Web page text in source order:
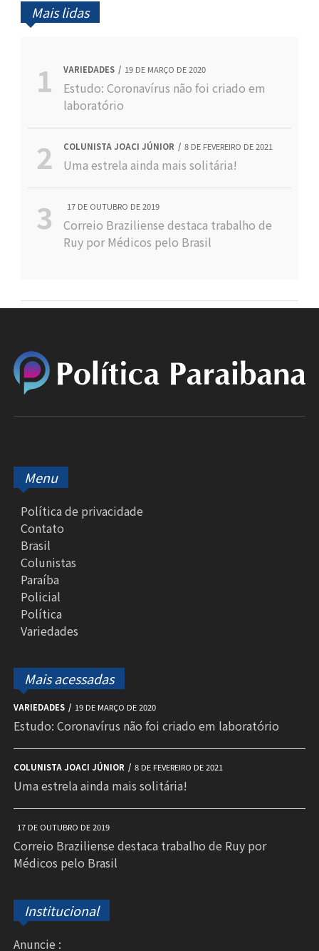
Mais lidas
VARIEDADES 19 DE MARÇO DE 2020
Estudo: Coronavírus não foi criado em
laboratório
COLUNISTA JOACI JÚNIOR 8 DE FEVEREIRO DE 2021
Uma estrela ainda mais solitária!
17 DE OUTUBRO DE 2019
Correio Braziliense destaca trabalho de
Ruy por Médicos pelo Brasil
Menu
Política de privacidade
Contato
Brasil
Colunistas
Paraíba
Policial
Política
Variedades
Mais acessadas
VARIEDADES 19 DE MARÇO DE 2020
Estudo: Coronavírus não foi criado em laboratório
COLUNISTA JOACI JÚNIOR 8 DE FEVEREIRO DE 2021
Uma estrela ainda mais solitária!
17 DE OUTUBRO DE 2019
Correio Braziliense destaca trabalho de Ruy por
Médicos pelo Brasil
Institucional
Anuncie :